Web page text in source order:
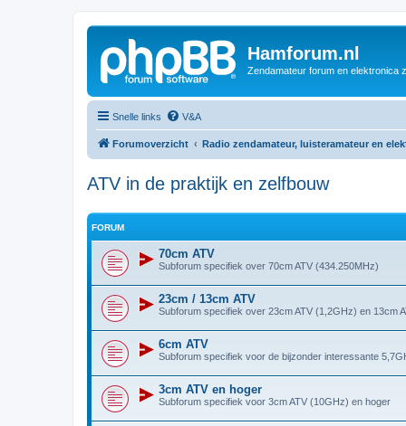
Hamforum.nl
Zendamateur forum en elektronica
Snelle links V&A
Forumoverzicht Radio zendamateur, luisteramateur en
ATV in de praktijk en zelfbouw
FORUM
70cm ATV
Subforum specifiek over 70cm ATV (434.250MHz)
23cm / 13cm ATV
Subforum specifiek over 23cm ATV (1,2GHz) en 13cm
6cm ATV
Subforum specifiek voor de bijzonder interessante
3cm ATV en hoger
Subforum specifiek voor 3cm ATV (10GHz) en hoger